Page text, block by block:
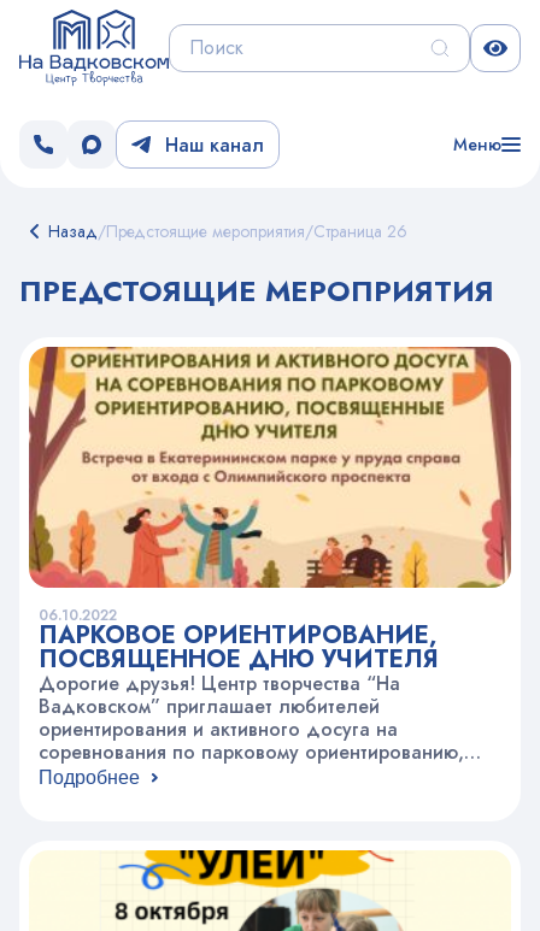
Наш канал Меню
Назад/Предстоящие мероприятия/Страница 26
ПРЕДСТОЯЩИЕ МЕРОПРИЯТИЯ
06.10.2022
ПАРКОВОЕ ОРИЕНТИРОВАНИЕ,
ПОСВЯЩЕННОЕ ДНЮ УЧИТЕЛЯ
Дорогие друзья! Центр творчества “На
Вадковском” приглашает любителей
ориентирования и активного досуга на
соревнования по парковому ориентированию,
посвященные Дню учителя. Будем ждать вас 8
Олимпийского проспекта. ⠀
Подробнее